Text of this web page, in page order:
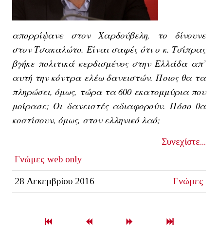
απορρίψανε στον Χαρδούβελη, το δίνουνε
στον Τσακαλώτο. Είναι σαφές ότι ο κ. Τσίπρας
βγήκε πολιτικά κερδισμένος στην Ελλάδα απ’
αυτή την κόντρα ελέω δανειστών. Ποιος θα τα
πληρώσει, όμως, τώρα τα 600 εκατομμύρια που
μοίρασε; Οι δανειστές αδιαφορούν. Πόσο θα
κοστίσουν, όμως, στον ελληνικό λαό;
Συνεχίστε...
Γνώμες web only
28 Δεκεμβρίου 2016 Γνώμες